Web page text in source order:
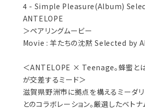
4 - Simple Pleasure(Album)
ANTELOPE
＞ペアリングムービー
Movie : 羊たちの沈黙 Selected by
＜ANTELOPE × Teenage。蜂蜜とは
が交差するミード＞
滋賀県野洲市に拠点を構えるミーダリ
とのコラボレーション。厳選したベト